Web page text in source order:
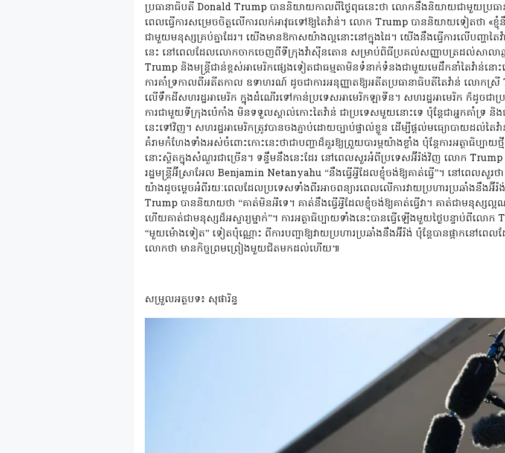
ប្រធានាធិបតី Donald Trump បាននិយាយកាលពីថ្ងៃពុធនេះថា លោកនឹងនិយាយជាមួយប្រធ
ពេលធ្វើការសម្រេចចិត្តលើការលក់អាវុធទៅឱ្យតៃវ៉ាន់។ លោក Trump បាននិយាយទៀតថា
ជាមួយមនុស្សគ្រប់គ្នាដែរ។ យើងមានឱកាសយ៉ាងល្អនោះនៅក្នុងដៃ។ យើងនឹងធ្វើការលើបញ្ហាតៃ
នេះ នៅពេលដែលលោកចាកចេញពីទីក្រុងវ៉ាស៊ីនតោន សម្រាប់ពិធីប្រគល់សញ្ញាបត្រដល់សាលាឆ្
Trump និងមន្ត្រីជាន់ខ្ពស់អាមេរិកផ្សេងទៀតជាធម្មតាមិនទំនាក់ទំនងជាមួយមេដឹកនាំតៃវ៉ាន់នោះ
ការគាំទ្រកាលពីអតីតកាល ឧទាហរណ៍ ដូចជាការអនុញ្ញាតឱ្យអតីតប្រធានាធិបតីតៃវ៉ាន់ លោកស្រី
លើទឹកដីសហរដ្ឋអាមេរិក ក្នុងដំណើរទៅកាន់ប្រទេសអាមេរិកឡាទីន។ សហរដ្ឋអាមេរិក ក៏ដូចជា
ការជាមួយទីក្រុងប៉េកាំង មិនទទួលស្គាល់កោះតៃវ៉ាន់ ជាប្រទេសមួយនោះទេ ប៉ុន្តែជាអ្នកគាំទ្រ និង
នេះទៅវិញ។ សហរដ្ឋអាមេរិកត្រូវបានចងភ្ជាប់ដោយច្បាប់ផ្ទាល់ខ្លួន ដើម្បីផ្តល់មធ្យោបាយដល់តៃវ៉
គំរាមកំហែងទាំងអស់ចំពោះកោះនេះថាជាបញ្ហាដ៏គួរឱ្យព្រួយបារម្ភយ៉ាងខ្លាំង ប៉ុន្តែការអត្ថាធិប្បា
នោះស្ថិតក្នុងសំណួរជាច្រើន។ ទន្ទឹមនឹងនេះដែរ នៅពេលសួរអំពីប្រទេសអ៊ីរ៉ង់វិញ លោក
រដ្ឋមន្ត្រីអ៊ីស្រាអែល Benjamin Netanyahu “នឹងធ្វើអ្វីដែលខ្ញុំចង់ឱ្យគាត់ធ្វើ”។ នៅពេល
យ៉ាងដូចម្តេចអំពីរយៈពេលដែលប្រទេសទាំងពីរអាចពន្យារពេលលើការវាយប្រហារប្រឆាំងនឹងអ៊ី
Trump បាននិយាយថា “គាត់មិនអីទេ។ គាត់នឹងធ្វើអ្វីដែលខ្ញុំចង់ឱ្យគាត់ធ្វើវា។ គាត់ជាមនុស្សល្អ
ហើយគាត់ជាមនុស្សដ៏អស្ចារ្យម្នាក់”។ ការអត្ថាធិប្បាយទាំងនេះបានធ្វើឡើងមួយថ្ងៃបន្ទាប់
“មួយម៉ោងទៀត” ទៀតប៉ុណ្ណោះ ពីការបញ្ជាឱ្យវាយប្រហារប្រឆាំងនឹងអ៊ីរ៉ង់ ប៉ុន្តែបានផ្អាកនៅពេ
លោកថា មានកិច្ចព្រមព្រៀងមួយជិតមកដល់ហើយ៕
សម្រួលអត្ថបទ៖ សុផារិន្ទ